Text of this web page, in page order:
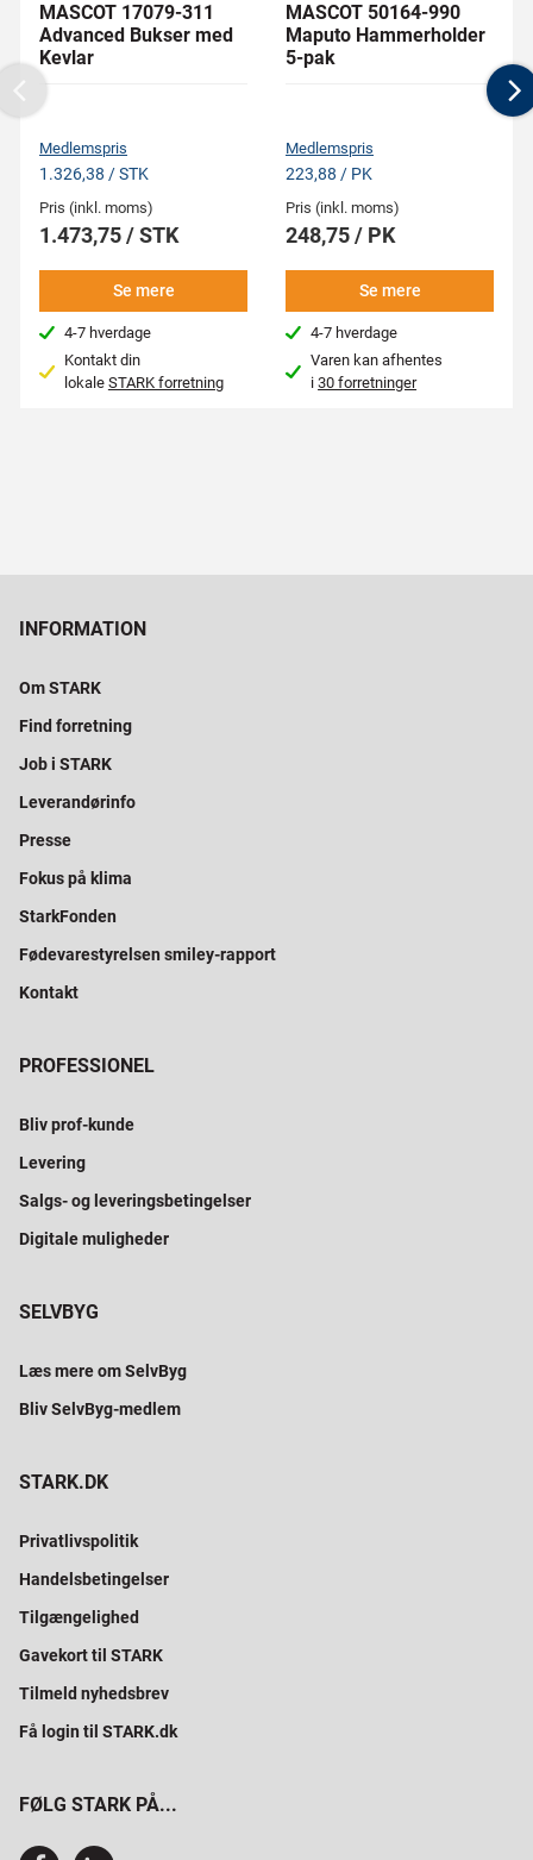
MASCOT 17079-311
Advanced Bukser med
Kevlar
Medlemspris
1.326,38 / STK
Pris (inkl. moms)
1.473,75 / STK
Se mere
4-7 hverdage
Kontakt din
lokale STARK forretning
MASCOT 50164-990
Maputo Hammerholder
5-pak
Medlemspris
223,88 / PK
Pris (inkl. moms)
248,75 / PK
Se mere
4-7 hverdage
Varen kan afhentes
i30 forretninger
Previous
INFORMATION
Om STARK
Find forretning
Job i STARK
Leverandørinfo
Presse
Fokus på klima
StarkFonden
Fødevarestyrelsen smiley-rapport
Kontakt
PROFESSIONEL
Bliv prof-kunde
Levering
Salgs- og leveringsbetingelser
Digitale muligheder
SELVBYG
Læs mere om SelvByg
Bliv SelvByg-medlem
STARK.DK
Privatlivspolitik
Handelsbetingelser
Tilgængelighed
Gavekort til STARK
Tilmeld nyhedsbrev
Få login til STARK.dk
FØLG STARK PÅ...